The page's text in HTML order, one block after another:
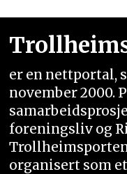
er en nettportal,
november 2000.
foreningsliv og
Trollheimsporten
organisert som